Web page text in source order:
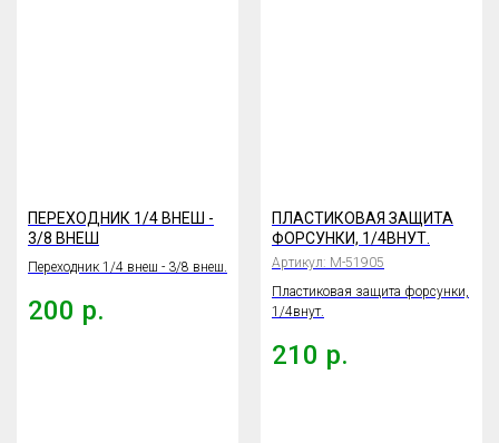
ПЕРЕХОДНИК 1/4 ВНЕШ -
3/8 ВНЕШ
Переходник 1/4 внеш - 3/8 внеш.
200 р.
ПЛАСТИКОВАЯ ЗАЩИТА
ФОРСУНКИ, 1/4ВНУТ.
Артикул: М-51905
Пластиковая защита форсунки,
1/4внут.
210 р.